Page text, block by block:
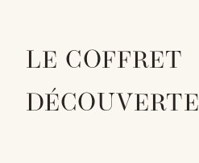
LE COFFRET
DÉCOUVERTE